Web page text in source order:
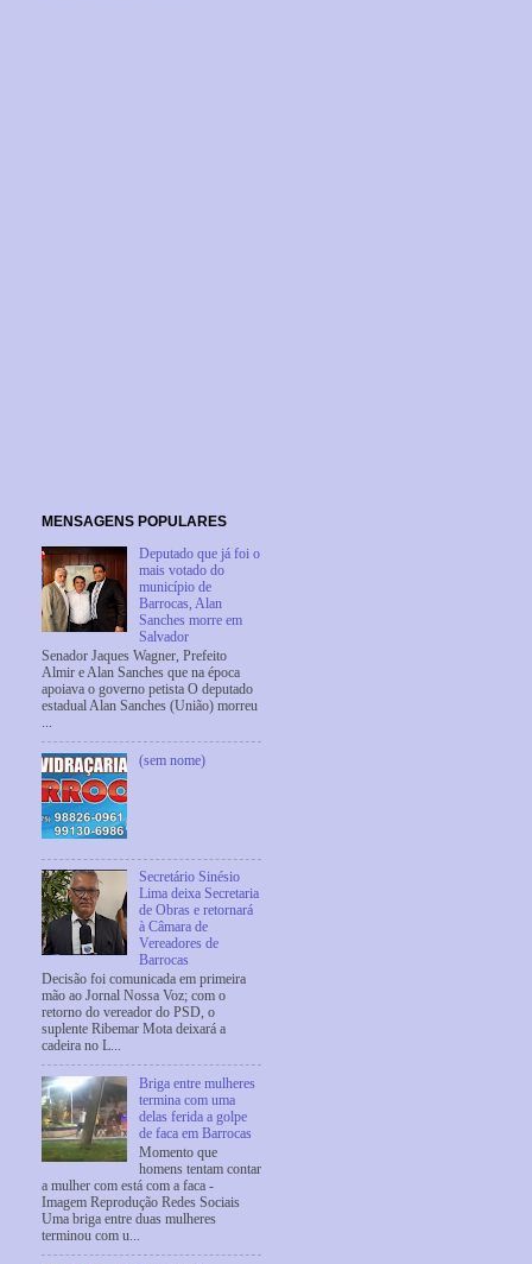
MENSAGENS POPULARES
Deputado que já foi o
mais votado do
município de
Barrocas, Alan
Sanches morre em
Salvador
Senador Jaques Wagner, Prefeito
Almir e Alan Sanches que na época
apoiava o governo petista O deputado
estadual Alan Sanches (União) morreu
...
(sem nome)
Secretário Sinésio
Lima deixa Secretaria
de Obras e retornará
à Câmara de
Vereadores de
Barrocas
Decisão foi comunicada em primeira
mão ao Jornal Nossa Voz; com o
retorno do vereador do PSD, o
suplente Ribemar Mota deixará a
cadeira no L...
Briga entre mulheres
termina com uma
delas ferida a golpe
de faca em Barrocas
Momento que
homens tentam contar
a mulher com está com a faca -
Imagem Reprodução Redes Sociais
Uma briga entre duas mulheres
terminou com u...